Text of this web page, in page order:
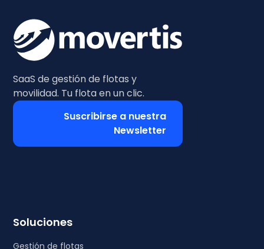
SaaS de gestión de flotas y
movilidad. Tu flota en un clic.
Suscribirse a nuestra
Newsletter
Soluciones
Gestión de flotas